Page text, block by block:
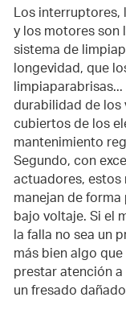
Los
y los motores
sistema de
longevidad, que
durabilidad de
cubiertos de los
mantenimiento
Segundo, con
actuadores,
manejan de
bajo voltaje. Si el
la falla no sea un
más bien algo
prestar atención
un fresado